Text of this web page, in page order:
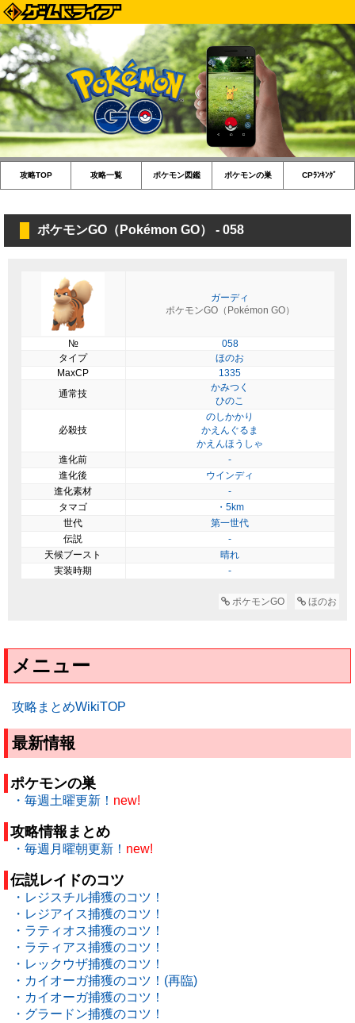
攻略TOP 攻略一覧 ポケモン図鑑 ポケモンの巣 CPﾗﾝｷﾝｸﾞ
ポケモンGO（Pokémon GO） - 058
ガーディ
ポケモンGO（Pokémon GO）
№
058
タイプ
ほのお
MaxCP
1335
通常技
かみつく
ひのこ
必殺技
のしかかり
かえんぐるま
かえんほうしゃ
進化前
-
進化後
ウインディ
進化素材
-
タマゴ
・5km
世代
第一世代
伝説
-
天候ブースト
晴れ
実装時期
-
ポケモンGO ほのお
メニュー
攻略まとめWikiTOP
最新情報
ポケモンの巣
・毎週土曜更新！ new!
攻略情報まとめ
・毎週月曜朝更新！ new!
伝説レイドのコツ
・レジスチル捕獲のコツ！
・レジアイス捕獲のコツ！
・ラティオス捕獲のコツ！
・ラティアス捕獲のコツ！
・レックウザ捕獲のコツ！
・カイオーガ捕獲のコツ！(再臨)
・カイオーガ捕獲のコツ！
・グラードン捕獲のコツ！